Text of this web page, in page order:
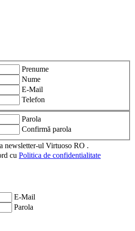
Prenume
Nume
E-Mail
Telefon
Parola
Confirmă parola
newsletter-ul Virtuoso RO .
cu Politica de confidentialitate
E-Mail
Parola